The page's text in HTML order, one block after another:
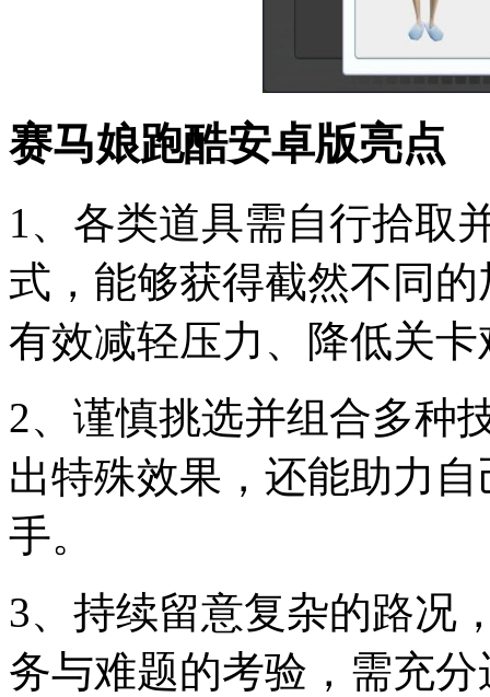
赛马娘跑酷安卓版亮点
1、各类道具需自行拾取
式，能够获得截然不同
有效减轻压力、降低关卡
2、谨慎挑选并组合多种
出特殊效果，还能助力
手。
3、持续留意复杂的路况
务与难题的考验，需充